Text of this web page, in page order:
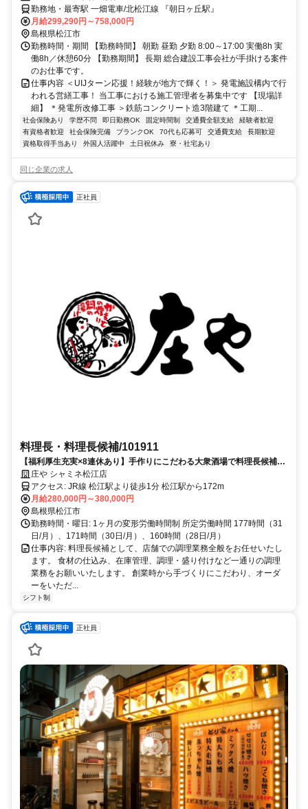
勤務地・最寄駅 一畑電車/北松江線 『朝日ヶ丘駅』
月給299,290円～758,000円
島根県松江市
勤務時間・期間 【勤務時間】 朝勤 昼勤 夕勤 8:00～17:00 実働8h 実
働8h／休憩60分 【勤務期間】 長期 総合建設工事会社が手掛ける案件
のお仕事です。
仕事内容 ＜UIJターン応援！経験が地方で輝く！＞ 発電施設構内で行
われる営繕工事！ 当工事における施工管理者を募集中です 【現場詳
細】 ＊発電所改修工事 ＞鉄筋コンクリート造3階建て ＊工期...
社会保険あり 学歴不問 即日勤務OK 固定時間制 交通費全額支給
経験者歓迎
有資格者歓迎
社会保険完備 ブランクOK 70代も応募可 交通費支給
長期歓迎
資格取得手当あり
外国人活躍中 土日祝休み 寮・社宅あり
同じ企業の求人
正社員
料理長・料理長候補/101911
【福利厚生充実×8連休あり】手作りにこだわる大衆酒場で料理長候補を
募集庄や シャミネ松江店
アクセス: JR線 松江駅より徒歩1分 松江駅から172m
月給280,000円～380,000円
島根県松江市
勤務時間・曜日: 1ヶ月の変形労働時間制 所定労働時間 177時間（31
日/月）、171時間（30日/月）、160時間（28日/月）
仕事内容: 料理長候補として、店舗での調理業務全般をお任せいたし
ます。 食材の仕込み、在庫管理、調理・盛り付けなど一通りの調理
業務をお願いいたします。 創業時から手づくりにこだわり、オーダ
ーをいただ...
シフト制
正社員